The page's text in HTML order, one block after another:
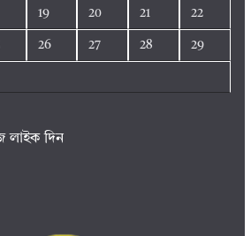
19 20 21 22
26 27 28 29
লাইক দিন